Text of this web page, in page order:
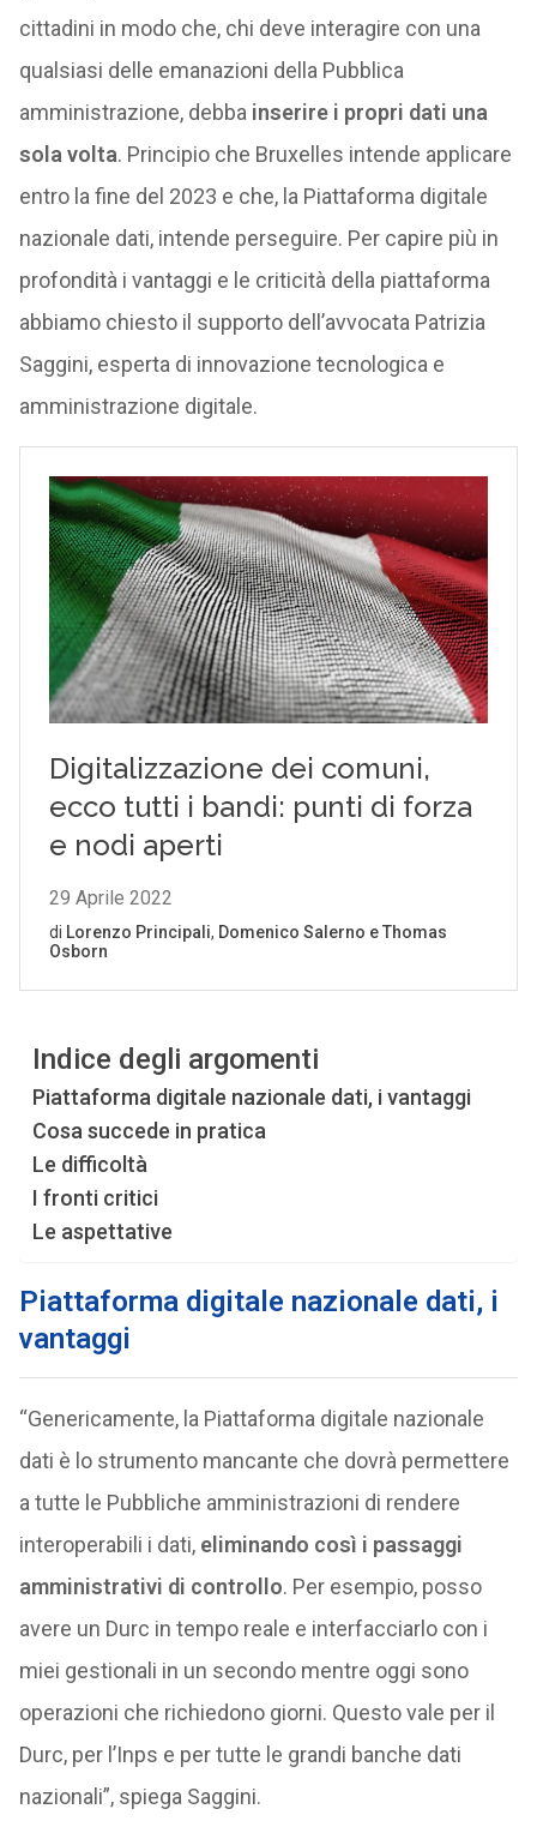
cittadini in modo che, chi deve interagire con una
qualsiasi delle emanazioni della Pubblica
amministrazione, debba inserire i propri dati una
sola volta. Principio che Bruxelles intende applicare
entro la fine del 2023 e che, la Piattaforma digitale
nazionale dati, intende perseguire. Per capire più in
profondità i vantaggi e le criticità della piattaforma
abbiamo chiesto il supporto dell’avvocata Patrizia
Saggini, esperta di innovazione tecnologica e
amministrazione digitale.
Indice degli argomenti
Piattaforma digitale nazionale dati, i vantaggi
Cosa succede in pratica
Le difficoltà
I fronti critici
Le aspettative
Piattaforma digitale nazionale dati, i
vantaggi
“Genericamente, la Piattaforma digitale nazionale
dati è lo strumento mancante che dovrà permettere
a tutte le Pubbliche amministrazioni di rendere
interoperabili i dati,eliminando così i passaggi
amministrativi di controllo. Per esempio, posso
avere un Durc in tempo reale e interfacciarlo con i
miei gestionali in un secondo mentre oggi sono
operazioni che richiedono giorni. Questo vale per il
Durc, per l’Inps e per tutte le grandi banche dati
nazionali”, spiega Saggini.